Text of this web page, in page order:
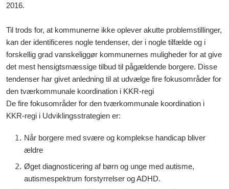
2016.
Til trods for, at kommunerne ikke oplever akutte problemstillinger,
kan der identificeres nogle tendenser, der i nogle tilfælde og i
forskellig grad vanskeliggør kommunernes muligheder for at give
det mest hensigtsmæssige tilbud til pågældende borgere. Disse
tendenser har givet anledning til at udvælge fire fokusområder for
den tværkommunale koordination i KKR-regi
De fire fokusområder for den tværkommunale koordination i
KKR-regi i Udviklingsstrategien er:
Når borgere med svære og komplekse handicap bliver
ældre
Øget diagnosticering af børn og unge med autisme,
autismespektrum forstyrrelser og ADHD.